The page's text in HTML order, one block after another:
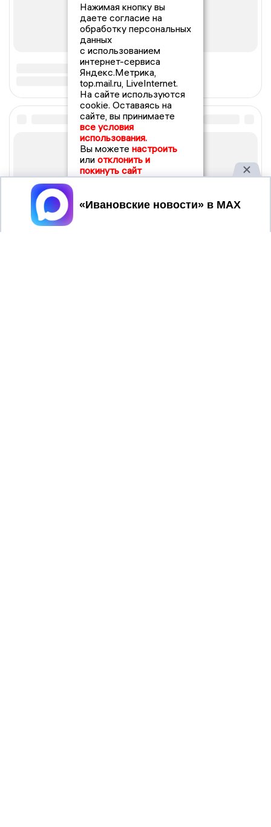
Нажимая кнопку вы
даете согласие на
обработку персональных
данных
с использованием
интернет-сервиса
Яндекс.Метрика,
top.mail.ru, LiveInternet.
На сайте используются
cookie. Оставаясь на
сайте, вы принимаете
все условия
использования.
Вы можете настроить
или отклонить и
покинуть сайт
Принять